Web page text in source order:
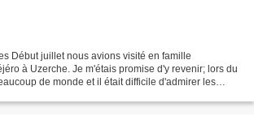
Début juillet nous avions visité en famille
à Uzerche. Je m'étais promise d'y revenir; lors du
de monde et il était difficile d'admirer les